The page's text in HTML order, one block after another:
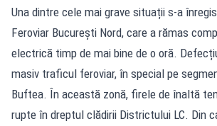
Una dintre cele mai grave situații s-a
Feroviar București Nord, care a rămas
electrică timp de mai bine de o oră.
masiv traficul feroviar, în special pe
Buftea. În această zonă, firele de înaltă
rupte în dreptul clădirii Districtului LC. Din